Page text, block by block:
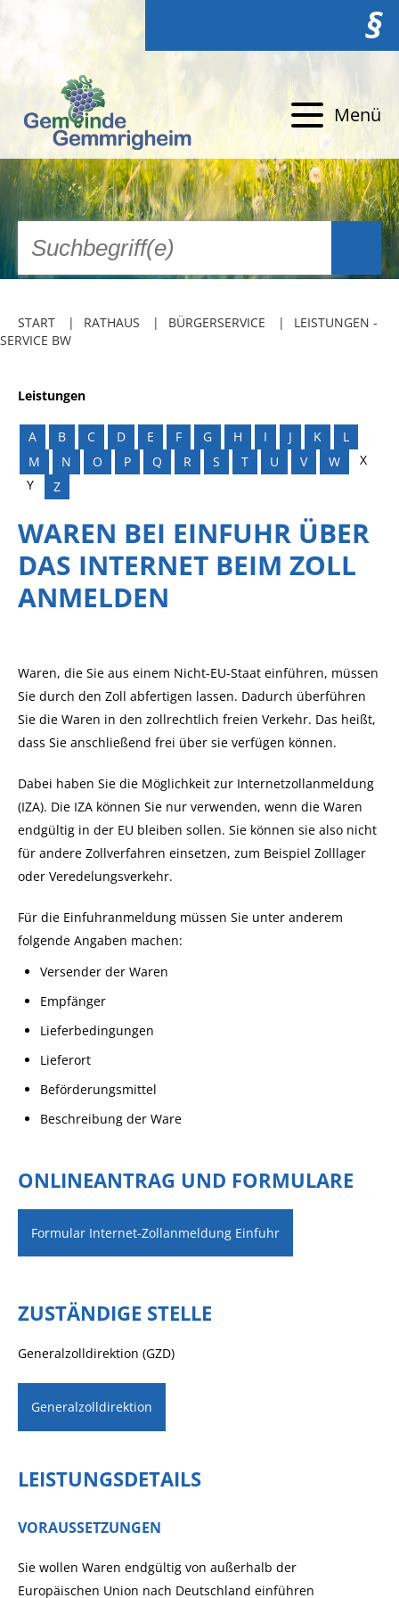
§
Menü
START RATHAUS BÜRGERSERVICE
LEISTUNGEN -
SERVICE BW
Leistungen
A B C D E F G H I J K
L
M
N O P Q R S T U V W
X
Y
Z
WAREN BEI EINFUHR ÜBER
DAS INTERNET BEIM ZOLL
ANMELDEN
Waren, die Sie aus einem Nicht-EU-Staat einführen, müssen
Sie durch den Zoll abfertigen lassen. Dadurch überführen
Sie die Waren in den zollrechtlich freien Verkehr. Das heißt,
dass Sie anschließend frei über sie verfügen können.
Dabei haben Sie die Möglichkeit zur Internetzollanmeldung
(IZA). Die IZA können Sie nur verwenden, wenn die Waren
endgültig in der EU bleiben sollen. Sie können sie also nicht
für andere Zollverfahren einsetzen, zum Beispiel Zolllager
oder Veredelungsverkehr.
Für die Einfuhranmeldung müssen Sie unter anderem
folgende Angaben machen:
Versender der Waren
Empfänger
Lieferbedingungen
Lieferort
Beförderungsmittel
Beschreibung der Ware
ONLINEANTRAG UND FORMULARE
Formular Internet-Zollanmeldung Einfuhr
ZUSTÄNDIGE STELLE
Generalzolldirektion (GZD)
Generalzolldirektion
LEISTUNGSDETAILS
VORAUSSETZUNGEN
Sie wollen Waren endgültig von außerhalb der
Europäischen Union nach Deutschland einführen